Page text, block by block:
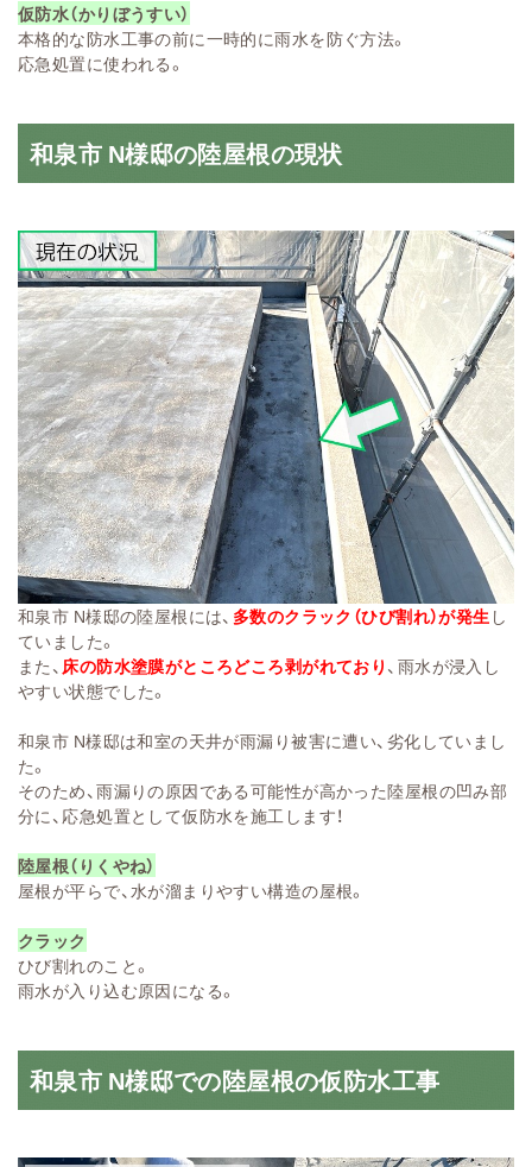
仮防水（かりぼうすい）
本格的な防水工事の前に一時的に雨水を防ぐ方法。
応急処置に使われる。
和泉市 N様邸の陸屋根の現状
和泉市 N様邸の陸屋根には、 多数のクラック（ひび割れ）が発生 し
ていました。
また、 床の防水塗膜がところどころ剥がれており 、雨水が浸入し
やすい状態でした。
和泉市 N様邸は和室の天井が雨漏り被害に遭い、劣化していまし
た。
そのため、雨漏りの原因である可能性が高かった陸屋根の凹み部
分に、応急処置として仮防水を施工します！
陸屋根（りくやね）
屋根が平らで、水が溜まりやすい構造の屋根。
クラック
ひび割れのこと。
雨水が入り込む原因になる。
和泉市 N様邸での陸屋根の仮防水工事